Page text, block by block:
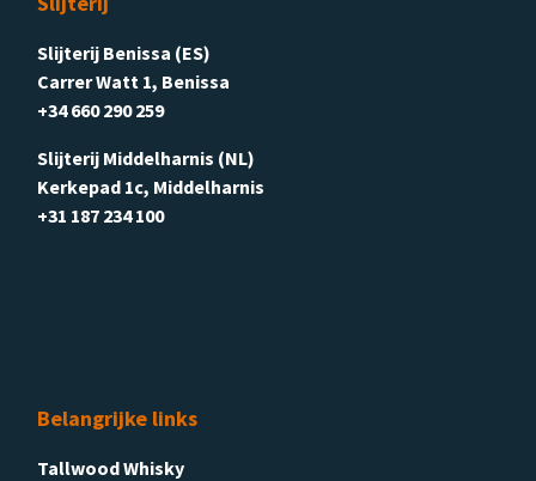
Slijterij Benissa (ES)
Carrer Watt 1, Benissa
+34 660 290 259
Slijterij Middelharnis (NL)
Kerkepad 1c, Middelharnis
+31 187 234 100
Belangrijke links
Tallwood Whisky